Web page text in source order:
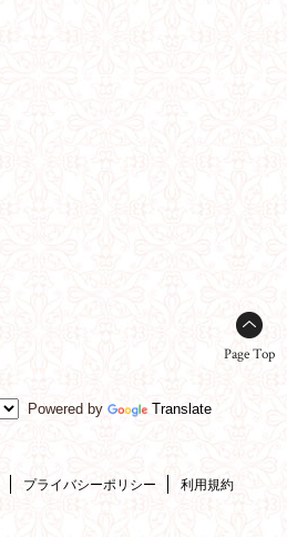
Page Top
Powered by Translate
プライバシーポリシー 利用規約